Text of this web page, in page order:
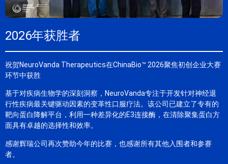
2026年获胜者
祝贺NeuroVanda Therapeutics在ChinaBio™ 2026聚焦初创企业大赛
环节中获胜
基于对疾病生物学的深刻洞察，NeuroVanda专注于开发针对神经退
行性疾病最关键驱动因素的变革性口服疗法。该公司已建立了专有的
靶向蛋白降解平台，利用一种差异化的E3连接酶，在清除聚集蛋白方
面具有卓越的选择性和效率。
感谢辉瑞公司再次赞助今年的比赛，也感谢所有其他入围者和参赛
者。